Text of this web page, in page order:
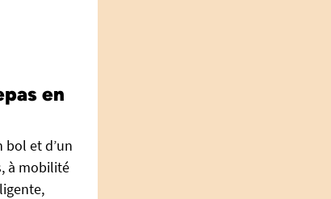
en
bol et d’un
à mobilité